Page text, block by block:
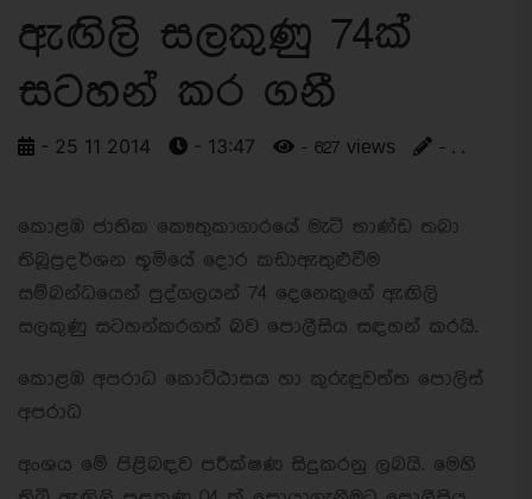
ඇඟිලි සලකුණු 74ක්
සටහන් කර ගනී
- 25 11 2014 - 13:47 - 627 views - . .
කොළඹ ජාතික කෞතුකාගාරයේ මැටි භාණ්ඩ තබා
තිබූප්‍රදර්ශන භූමියේ දොර කඩාඇතුළුවීම
සම්බන්ධයෙන් පුද්ගලයන් 74 දෙනෙකුගේ ඇඟිලි
සලකුණු සටහන්කරගත් බව පොලීසිය සඳහන් කරයි.
කොළඹ අපරාධ කොට්ඨාසය හා කුරුඳුවත්ත පොලිස්
අපරාධ
අංශය මේ පිළිබඳව පරීක්ෂණ සිදුකරනු ලබයි. මෙහි